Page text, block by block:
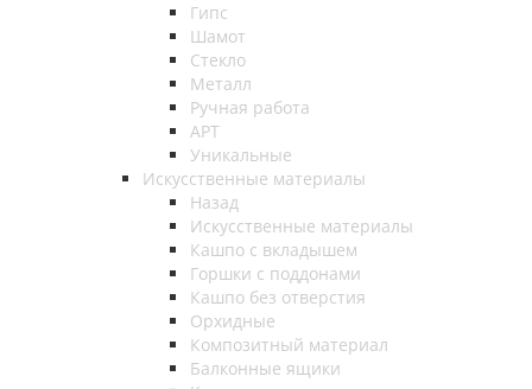
Гипс
Шамот
Стекло
Металл
Ручная работа
АРТ
Уникальные
Искусственные материалы
Назад
Искусственные материалы
Кашпо с вкладышем
Горшки с поддонами
Кашпо без отверстия
Орхидные
Композитный материал
Балконные ящики